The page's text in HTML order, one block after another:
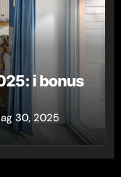
i bonus
30, 2025